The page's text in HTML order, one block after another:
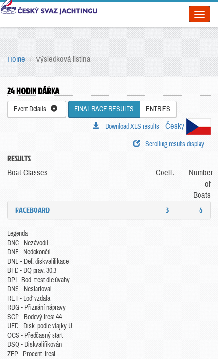
Home Výsledková listina
24 HODIN DÁŘKA
Event Details FINAL RACE RESULTS ENTRIES
Česky
Download XLS results
Scrolling results display
RESULTS
Boat Classes Coeff.
Number
of
Boats
RACEBOARD 3 6
Legenda
DNC - Nezávodil
DNF - Nedokončil
DNE - Def. diskvalifikace
BFD - DQ prav. 30.3
DPI - Bod. trest dle úvahy
DNS - Nestartoval
RET - Loď vzdala
RDG - Přiznání nápravy
SCP - Bodový trest 44.
UFD - Disk. podle vlajky U
OCS - Předčasný start
DSQ - Diskvalifikován
ZFP - Procent. trest